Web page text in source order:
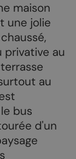
maison
une jolie
privative au
au
bus
d'un